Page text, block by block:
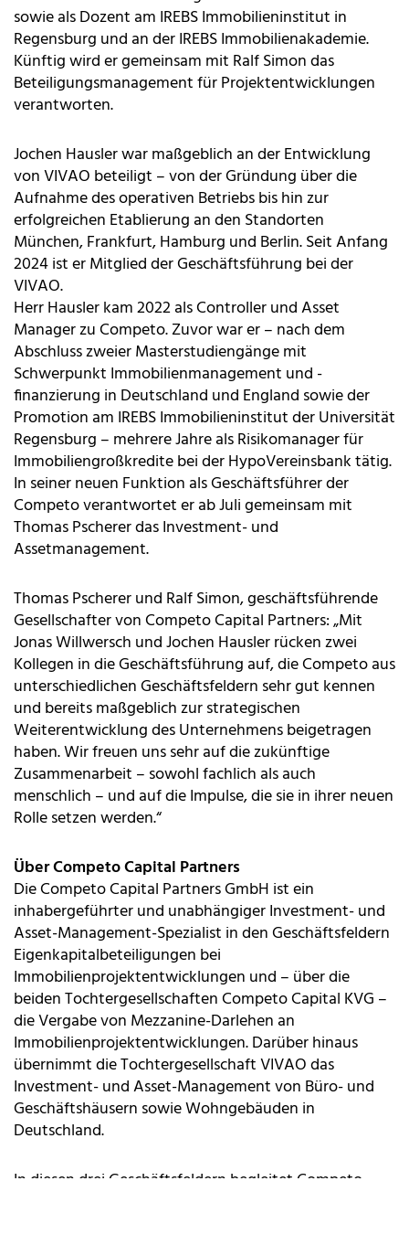
sowie als Dozent am IREBS Immobilieninstitut in
Regensburg und an der IREBS Immobilienakademie.
Künftig wird er gemeinsam mit Ralf Simon das
Beteiligungsmanagement für Projektentwicklungen
verantworten.
Jochen Hausler war maßgeblich an der Entwicklung
von VIVAO beteiligt – von der Gründung über die
Aufnahme des operativen Betriebs bis hin zur
erfolgreichen Etablierung an den Standorten
München, Frankfurt, Hamburg und Berlin. Seit Anfang
2024 ist er Mitglied der Geschäftsführung bei der
VIVAO.
Herr Hausler kam 2022 als Controller und Asset
Manager zu Competo. Zuvor war er – nach dem
Abschluss zweier Masterstudiengänge mit
Schwerpunkt Immobilienmanagement und -
finanzierung in Deutschland und England sowie der
Promotion am IREBS Immobilieninstitut der Universität
Regensburg – mehrere Jahre als Risikomanager für
Immobiliengroßkredite bei der HypoVereinsbank tätig.
In seiner neuen Funktion als Geschäftsführer der
Competo verantwortet er ab Juli gemeinsam mit
Thomas Pscherer das Investment- und
Assetmanagement.
Thomas Pscherer und Ralf Simon, geschäftsführende
Gesellschafter von Competo Capital Partners: „Mit
Jonas Willwersch und Jochen Hausler rücken zwei
Kollegen in die Geschäftsführung auf, die Competo aus
unterschiedlichen Geschäftsfeldern sehr gut kennen
und bereits maßgeblich zur strategischen
Weiterentwicklung des Unternehmens beigetragen
haben. Wir freuen uns sehr auf die zukünftige
Zusammenarbeit – sowohl fachlich als auch
menschlich – und auf die Impulse, die sie in ihrer neuen
Rolle setzen werden.“
Über Competo Capital Partners
Die Competo Capital Partners GmbH ist ein
inhabergeführter und unabhängiger Investment- und
Asset-Management-Spezialist in den Geschäftsfeldern
Eigenkapitalbeteiligungen bei
Immobilienprojektentwicklungen und – über die
beiden Tochtergesellschaften Competo Capital KVG –
die Vergabe von Mezzanine-Darlehen an
Immobilienprojektentwicklungen. Darüber hinaus
übernimmt die Tochtergesellschaft VIVAO das
Investment- und Asset-Management von Büro- und
Geschäftshäusern sowie Wohngebäuden in
Deutschland.
In diesen drei Geschäftsfeldern begleitet Competo